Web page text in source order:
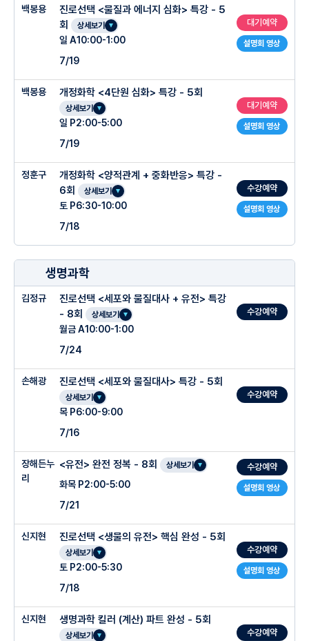
백봉용
설명회 영상
진로선택 <물질과 에너지 심화> 특강 - 5
회
상세보기
일 A10:00-1:00
7/19
대기예약
백봉용
설명회 영상
개정화학 <4단원 심화> 특강 - 5회
상세보기
일 P2:00-5:00
7/19
대기예약
정훈구
설명회 영상
개정화학 <양적관계 + 중화반응> 특강 -
6회
상세보기
토 P6:30-10:00
7/18
수강예약
생명과학
김정규
진로선택 <세포와 물질대사 + 유전> 특강
- 8회
상세보기
월금 A10:00-1:00
7/24
수강예약
손해광 진로선택 <세포와 물질대사> 특강 - 5회
상세보기
목 P6:00-9:00
7/16
수강예약
장해든누
리
설명회 영상
<유전> 완전 정복 - 8회 상세보기
화목 P2:00-5:00
7/21
수강예약
신지현
설명회 영상
진로선택 <생물의 유전> 핵심 완성 - 5회
상세보기
토 P2:00-5:30
7/18
수강예약
신지현 생명과학 킬러 (계산) 파트 완성 - 5회
상세보기 수강예약